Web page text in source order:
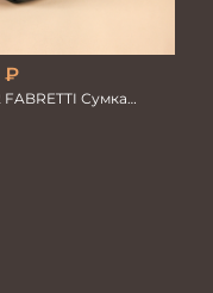
₽
FABRETTI Сумка